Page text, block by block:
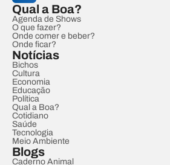
Qual a Boa?
Agenda de Shows
O que fazer?
Onde comer e beber?
Onde ficar?
Notícias
Bichos
Cultura
Economia
Educação
Política
Qual a Boa?
Cotidiano
Saúde
Tecnologia
Meio Ambiente
Blogs
Caderno Animal